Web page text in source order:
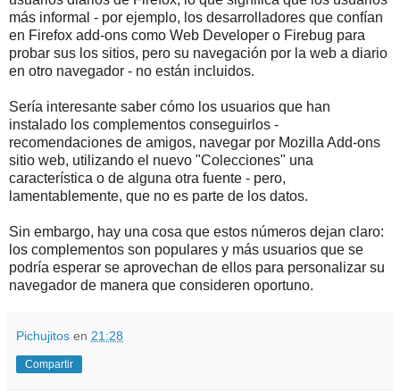
más informal - por ejemplo, los desarrolladores que confían
en Firefox add-ons como Web Developer o Firebug para
probar sus los sitios, pero su navegación por la web a diario
en otro navegador - no están incluidos.
Sería interesante saber cómo los usuarios que han
instalado los complementos conseguirlos -
recomendaciones de amigos, navegar por Mozilla Add-ons
sitio web, utilizando el nuevo "Colecciones" una
característica o de alguna otra fuente - pero,
lamentablemente, que no es parte de los datos.
Sin embargo, hay una cosa que estos números dejan claro:
los complementos son populares y más usuarios que se
podría esperar se aprovechan de ellos para personalizar su
navegador de manera que consideren oportuno.
Pichujitos en 21:28
Compartir